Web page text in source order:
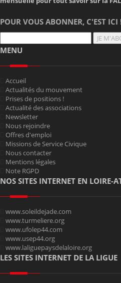
POUR VOUS ABONNER, C'EST ICI
JE
MENU
Accueil
Actualités du mouvement
Prises de positions !
Actualité des associations
Newsletter
Nous rejoindre
Offres d'emploi
Missions de Service Civique
Nous contacter
Mentions légales
Note RGPD
NOS SITES INTERNET EN LOIRE-
www.soleildejade.com
www.turmeliere.org
www.ufolep44.com
www.usep44.org
www.laliguepaysdelaloire.org
LES SITES INTERNET DE LA LIGUE